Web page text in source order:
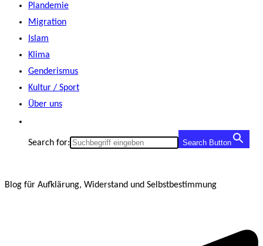
Plandemie
Migration
Islam
Klima
Genderismus
Kultur / Sport
Über uns
Search for: Search Button
Blog für Aufklärung, Widerstand und Selbstbestimmung